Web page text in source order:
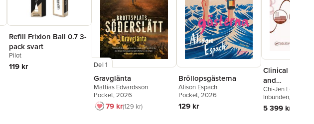
Refill Frixion Ball 0.7 3-
pack svart
Pilot
119 kr Del 1
Gravglänta
Mattias Edvardsson
Pocket, 2026
79 kr129 kr
Bröllopsgästerna
Alison Espach
Pocket, 2026
129 kr
Clinical Trials
and
Chi-Jen Lee
Christopher L. Wu
R. Lee, Mei-Ling
Inbunden, 2005
5 399 kr